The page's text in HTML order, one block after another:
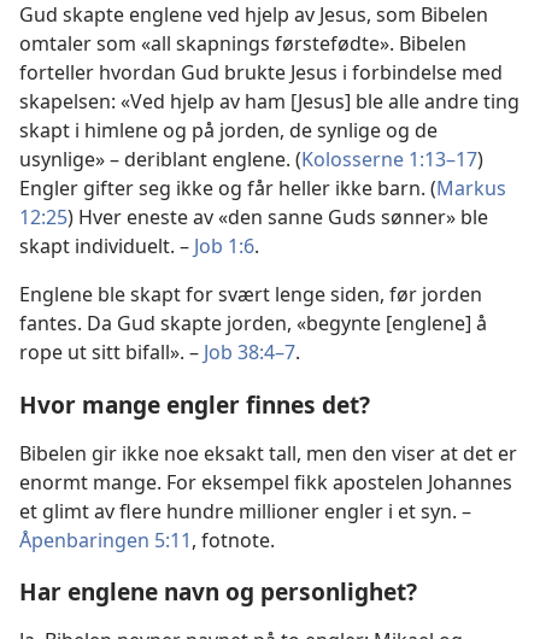
Gud skapte englene ved hjelp av Jesus, som Bibelen
omtaler som «all skapnings førstefødte». Bibelen
forteller hvordan Gud brukte Jesus i forbindelse med
skapelsen: «Ved hjelp av ham [Jesus] ble alle andre ting
skapt i himlene og på jorden, de synlige og de
usynlige» – deriblant englene. (Kolosserne 1:13–17)
Engler gifter seg ikke og får heller ikke barn. (Markus
12:25) Hver eneste av «den sanne Guds sønner» ble
skapt individuelt. – Job 1:6.
Englene ble skapt for svært lenge siden, før jorden
fantes. Da Gud skapte jorden, «begynte [englene] å
rope ut sitt bifall». – Job 38:4–7.
Hvor mange engler finnes det?
Bibelen gir ikke noe eksakt tall, men den viser at det er
enormt mange. For eksempel fikk apostelen Johannes
et glimt av flere hundre millioner engler i et syn. –
Åpenbaringen 5:11, fotnote.
Har englene navn og personlighet?